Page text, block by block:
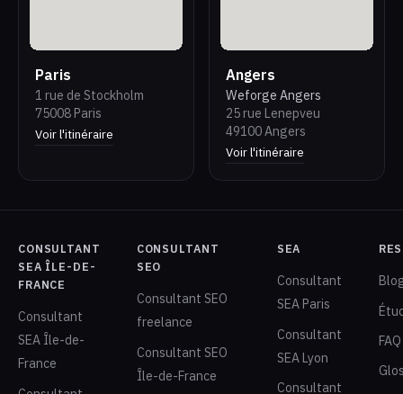
Paris
1 rue de Stockholm
75008 Paris
Voir l'itinéraire
Angers
Weforge Angers
25 rue Lenepveu
49100 Angers
Voir l'itinéraire
CONSULTANT
SEA ÎLE-DE-
FRANCE
Consultant
SEA Île-de-
France
CONSULTANT
SEO
Consultant SEO
freelance
Consultant SEO
Île-de-France
SEA
Consultant
SEA Paris
Consultant
SEA Lyon
Consultant
FAQ